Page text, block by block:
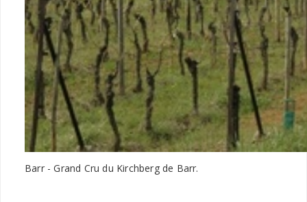
Barr - Grand Cru du Kirchberg de Barr.